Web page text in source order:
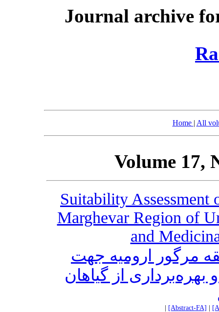
Journal archive
Home | All
Volume 17,
Suitability Assessment
Marghevar Region of
and
مرگور ارومیه جهت
از گیاهان
[Abstract-FA]